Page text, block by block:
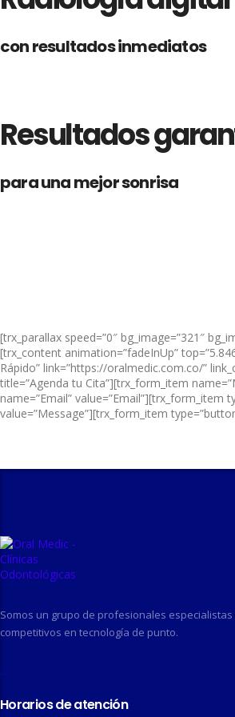
con resultados inmediatos
Resultados
para una mejor sonrisa
[trx_parallax speed=”0″ bg_image=”321″
[trx_content animation=”fadeInUp”
Rápido” link=”https://oralmedic.com.co/”
title=”Agenda tu Cita”][trx_form_item
name=”Email”
value=”Message”][trx_form_item
Somos un grupo de profesionales
competitivos en tecnología de punto.
Horarios de atención